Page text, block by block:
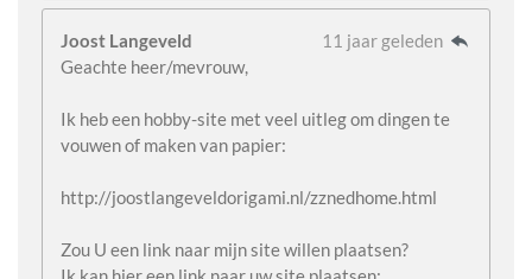
Joost Langeveld
11 jaar geleden
Geachte heer/mevrouw,
Ik heb een hobby-site met veel uitleg om dingen te
vouwen of maken van papier:
http://joostlangeveldorigami.nl/zznedhome.html
Zou U een link naar mijn site willen plaatsen?